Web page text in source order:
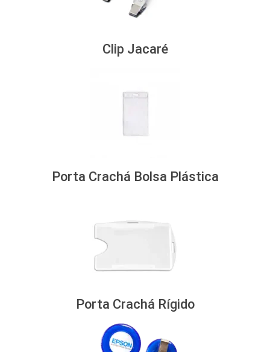
Clip Jacaré
Porta Crachá Bolsa Plástica
Porta Crachá Rígido